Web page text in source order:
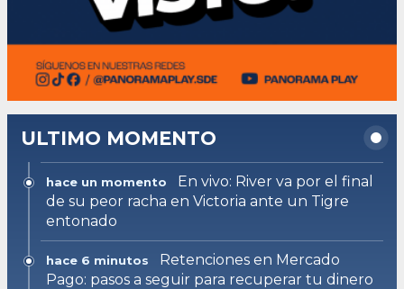
ULTIMO MOMENTO
hace un momento
En vivo: River va por el final
de su peor racha en Victoria ante un Tigre
entonado
hace 6 minutos
Retenciones en Mercado
Pago: pasos a seguir para recuperar tu dinero